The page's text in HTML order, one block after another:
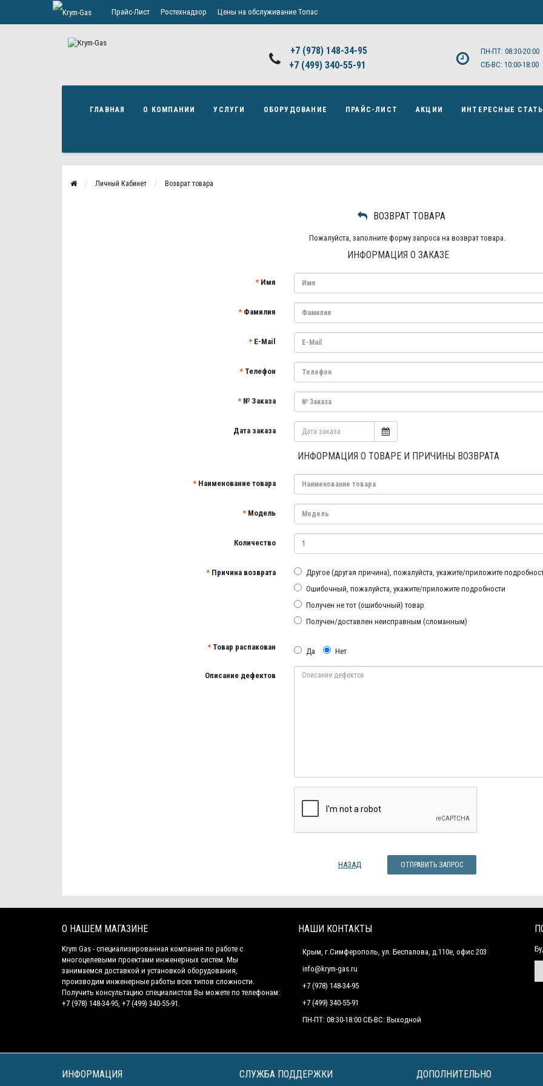
Прайс-Лист Ростехнадзор Цены на обслуживание Топас
+7 (978) 148-34-95
+7 (499) 340-55-91 ​
ПН-ПТ: 08:30-20:00
СБ-ВС: 10:00-18:00
ГЛАВНАЯ О КОМПАНИИ УСЛУГИ ОБОРУДОВАНИЕ ПРАЙС-ЛИСТ АКЦИИ ИНТЕРЕСНЫЕ
Личный Кабинет Возврат товара
ВОЗВРАТ ТОВАРА
Пожалуйста, заполните форму запроса на возврат товара.
ИНФОРМАЦИЯ О ЗАКАЗЕ
Имя
Фамилия
E-Mail
Телефон
№ Заказа
Дата заказа
ИНФОРМАЦИЯ О ТОВАРЕ И ПРИЧИНЫ ВОЗВРАТА
Наименование товара
Модель
Количество
Причина возврата
Другое (другая причина), пожалуйста, укажите/приложите
Ошибочный, пожалуйста, укажите/приложите подробности
Получен не тот (ошибочный) товар
Получен/доставлен неисправным (сломанным)
Товар распакован Да Нет
Описание дефектов
НАЗАД
О НАШЕМ МАГАЗИНЕ
Krym Gas - специализированная компания по работе с
многоцелевыми проектами инженерных систем. Мы
занимаемся доставкой и установкой оборудования,
производим инженерные работы всех типов сложности.
Получить консультацию специалистов Вы можете по телефонам:
+7 (978) 148-34-95, +7 (499) 340-55-91.
НАШИ КОНТАКТЫ
Крым, г.Симферополь, ул. Беспалова, д.110е, офис 203
info@krym-gas.ru
+7 (978) 148-34-95
+7 (499) 340-55-91 ​
ПН-ПТ: 08:30-18:00 СБ-ВС: Выходной
ИНФОРМАЦИЯ СЛУЖБА ПОДДЕРЖКИ ДОПОЛНИТЕЛЬНО